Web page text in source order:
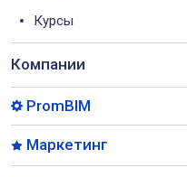
Курсы
Компании
PromBIM
Маркетинг